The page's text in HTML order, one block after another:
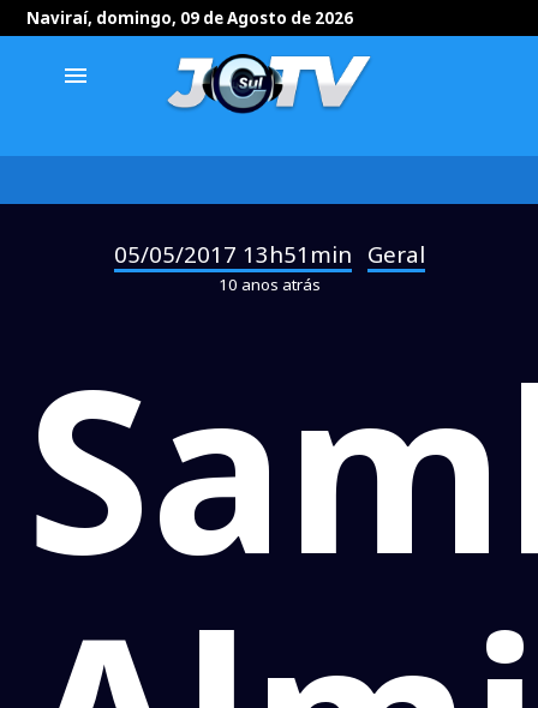
Naviraí, domingo, 09 de Agosto de 2026
menu
05/05/2017 13h51min Geral
10 anos atrás